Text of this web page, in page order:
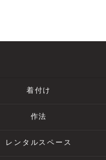
着付け
作法
レンタルスペース